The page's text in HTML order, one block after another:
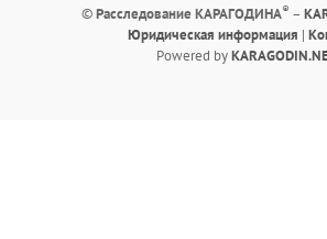
©Расследование КАРАГОДИНА® –
Юридическая информация |
Powered by